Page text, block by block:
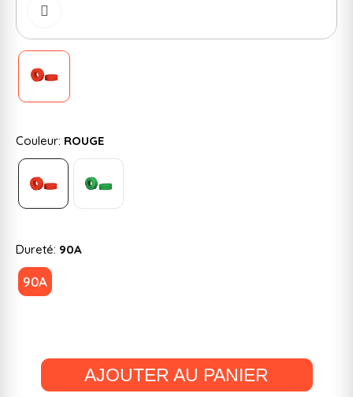
Couleur: ROUGE
Dureté: 90A
90A
AJOUTER AU PANIER